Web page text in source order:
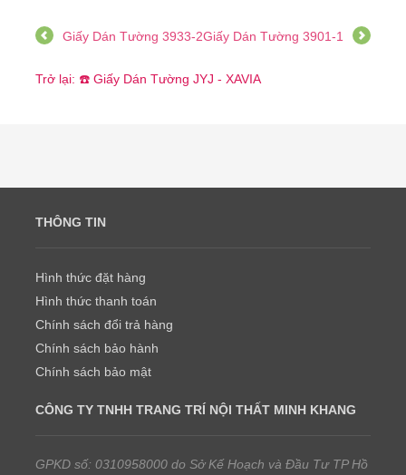
Giấy Dán Tường 3901-1
Giấy Dán Tường 3933-2
Trở lại: ☎️ Giấy Dán Tường JYJ - XAVIA
THÔNG TIN
Hình thức đặt hàng
Hình thức thanh toán
Chính sách đổi trả hàng
Chính sách bảo hành
Chính sách bảo mật
CÔNG TY TNHH TRANG TRÍ NỘI THẤT MINH KHANG
GPKD số: 0310958000 do Sở Kế Hoạch và Đầu Tư TP Hồ